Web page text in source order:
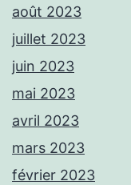
août 2023
juillet 2023
juin 2023
mai 2023
avril 2023
mars 2023
février 2023